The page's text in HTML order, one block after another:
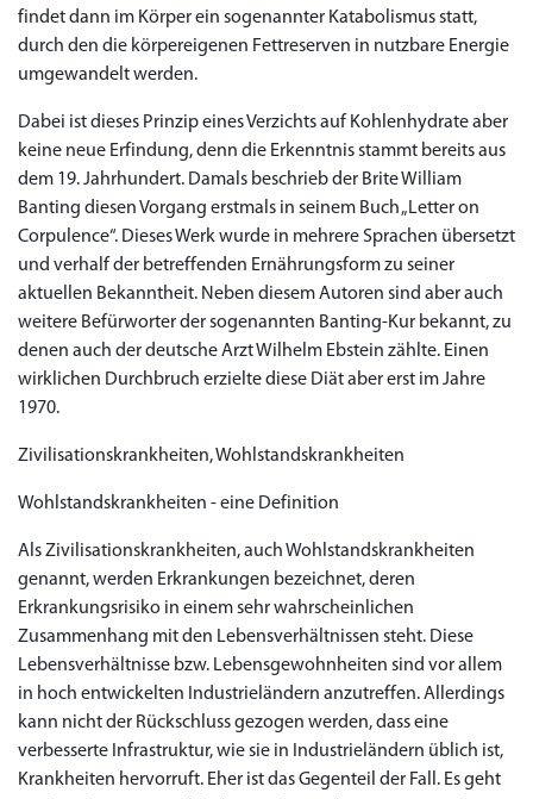
findet dann im Körper ein sogenannter Katabolismus statt,
durch den die körpereigenen Fettreserven in nutzbare Energie
umgewandelt werden.
Dabei ist dieses Prinzip eines Verzichts auf Kohlenhydrate aber
keine neue Erfindung, denn die Erkenntnis stammt bereits aus
dem 19. Jahrhundert. Damals beschrieb der Brite William
Banting diesen Vorgang erstmals in seinem Buch „Letter on
Corpulence“. Dieses Werk wurde in mehrere Sprachen übersetzt
und verhalf der betreffenden Ernährungsform zu seiner
aktuellen Bekanntheit. Neben diesem Autoren sind aber auch
weitere Befürworter der sogenannten Banting-Kur bekannt, zu
denen auch der deutsche Arzt Wilhelm Ebstein zählte. Einen
wirklichen Durchbruch erzielte diese Diät aber erst im Jahre
1970.
Zivilisationskrankheiten, Wohlstandskrankheiten
Wohlstandskrankheiten - eine Definition
Als Zivilisationskrankheiten, auch Wohlstandskrankheiten
genannt, werden Erkrankungen bezeichnet, deren
Erkrankungsrisiko in einem sehr wahrscheinlichen
Zusammenhang mit den Lebensverhältnissen steht. Diese
Lebensverhältnisse bzw. Lebensgewohnheiten sind vor allem
in hoch entwickelten Industrieländern anzutreffen. Allerdings
kann nicht der Rückschluss gezogen werden, dass eine
verbesserte Infrastruktur, wie sie in Industrieländern üblich ist,
Krankheiten hervorruft. Eher ist das Gegenteil der Fall. Es geht